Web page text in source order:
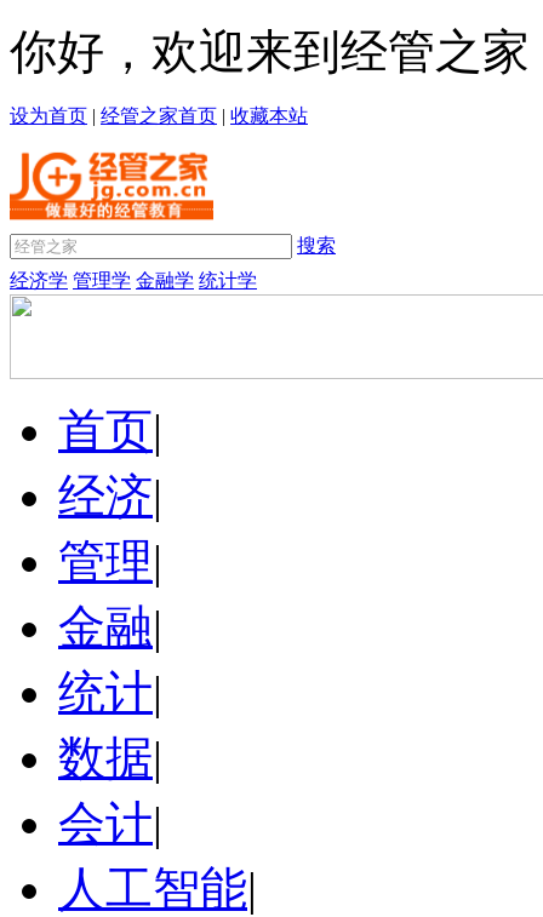
你好，欢迎来到经管之家
设为首页 | 经管之家首页 | 收藏本站
搜索
经济学 管理学 金融学 统计学
首页|
经济|
管理|
金融|
统计|
数据|
会计|
人工智能|